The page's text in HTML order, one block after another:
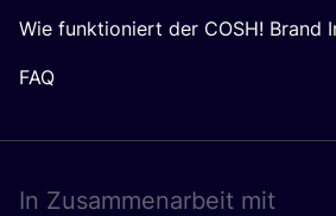
Wie funktioniert der COSH! Brand
FAQ
In Zusam­men­ar­beit mit